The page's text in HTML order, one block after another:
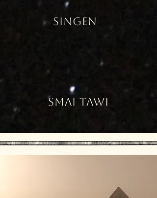
SINGEN
SMAI TAWI